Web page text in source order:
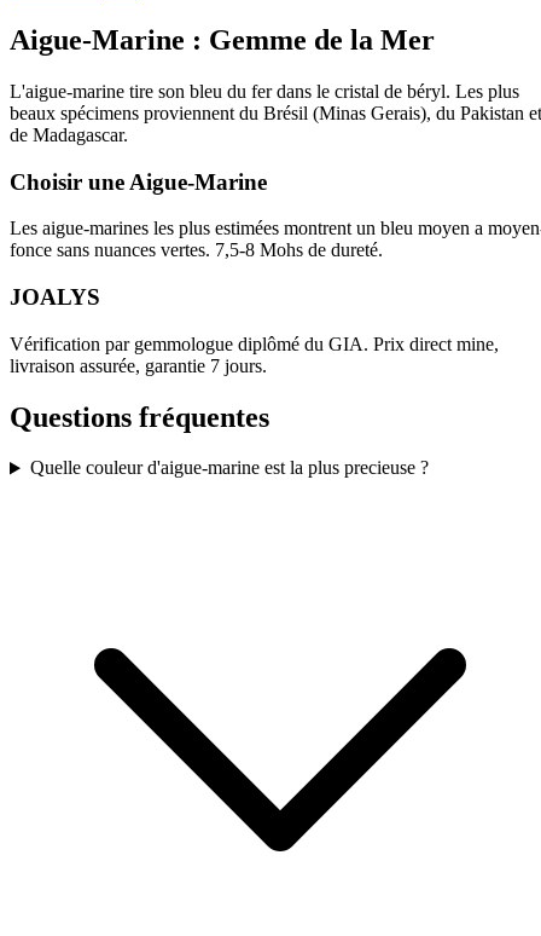
Aigue-Marine : Gemme de la Mer
L'aigue-marine tire son bleu du fer dans le cristal de béryl. Les plus
beaux spécimens proviennent du Brésil (Minas Gerais), du Pakistan et
de Madagascar.
Choisir une Aigue-Marine
Les aigue-marines les plus estimées montrent un bleu moyen a
fonce sans nuances vertes. 7,5-8 Mohs de dureté.
JOALYS
Vérification par gemmologue diplômé du GIA. Prix direct mine,
livraison assurée, garantie 7 jours.
Questions fréquentes
Quelle couleur d'aigue-marine est la plus precieuse ?